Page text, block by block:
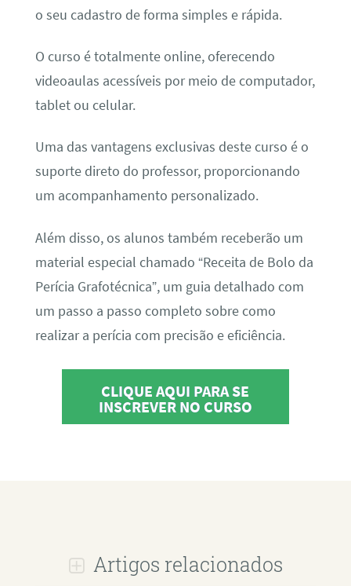
o seu cadastro de forma simples e rápida.
O curso é totalmente online, oferecendo
videoaulas acessíveis por meio de computador,
tablet ou celular.
Uma das vantagens exclusivas deste curso é o
suporte direto do professor, proporcionando
um acompanhamento personalizado.
Além disso, os alunos também receberão um
material especial chamado “Receita de Bolo da
Perícia Grafotécnica”, um guia detalhado com
um passo a passo completo sobre como
realizar a perícia com precisão e eficiência.
CLIQUE AQUI PARA SE
INSCREVER NO CURSO
Artigos relacionados